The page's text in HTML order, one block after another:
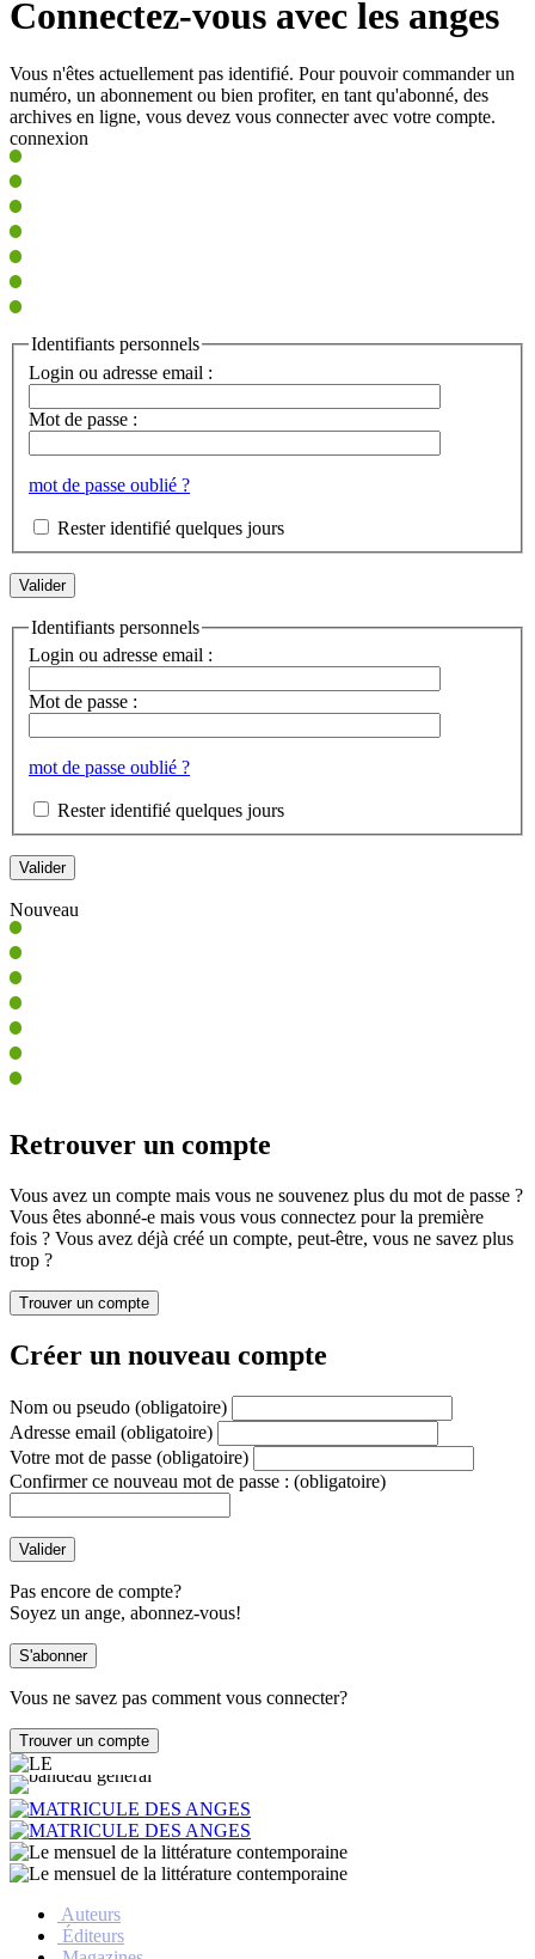
Connectez-vous avec les anges
Vous n'êtes actuellement pas identifié. Pour pouvoir commander un
numéro, un abonnement ou bien profiter, en tant qu'abonné, des
archives en ligne, vous devez vous connecter avec votre compte.
connexion
Identifiants personnels
Login ou adresse email :
Mot de passe :
mot de passe oublié ?
Rester identifié quelques jours
Identifiants personnels
Login ou adresse email :
Mot de passe :
mot de passe oublié ?
Rester identifié quelques jours
Nouveau
Retrouver un compte
Vous avez un compte mais vous ne souvenez plus du mot de passe ?
Vous êtes abonné-e mais vous vous connectez pour la première
fois ? Vous avez déjà créé un compte, peut-être, vous ne savez plus
trop ?
Créer un nouveau compte
Nom ou pseudo (obligatoire)
Adresse email (obligatoire)
Votre mot de passe (obligatoire)
Confirmer ce nouveau mot de passe : (obligatoire)
Pas encore de compte?
Soyez un ange, abonnez-vous!
Vous ne savez pas comment vous connecter?
Auteurs
Éditeurs